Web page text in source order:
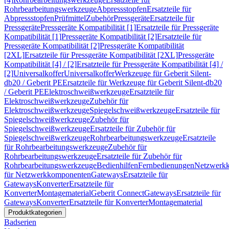
RohrbearbeitungswerkzeugeAbpressstopfenErsatzteile für
AbpressstopfenPrüfmittelZubehörPressgeräteErsatzteile für
PressgerätePressgeräte Kompatibilität [1]Ersatzteile für Pressgeräte
Kompatibilität [1]Pressgeräte Kompatibilität [2]Ersatzteile für
Pressgeräte Kompatibilität [2]Pressgeräte Kompatibilität
[2XL]Ersatzteile für Pressgeräte Kompatibilität [2XL]Pressgeräte
Kompatibilität [4] / [2]Ersatzteile für Pressgeräte Kompatibilität [4] /
[2]UniversalkofferUniversalkofferWerkzeuge für Geberit Silent-
db20 / Geberit PEErsatzteile für Werkzeuge für Geberit Silent-db20
/ Geberit PEElektroschweißwerkzeugeErsatzteile für
ElektroschweißwerkzeugeZubehör für
ElektroschweißwerkzeugeSpiegelschweißwerkzeugeErsatzteile für
SpiegelschweißwerkzeugeZubehör für
SpiegelschweißwerkzeugeErsatzteile für Zubehör für
SpiegelschweißwerkzeugeRohrbearbeitungswerkzeugeErsatzteile
für RohrbearbeitungswerkzeugeZubehör für
RohrbearbeitungswerkzeugeErsatzteile für Zubehör für
RohrbearbeitungswerkzeugeBedienhilfenFernbedienungen
für NetzwerkkomponentenGatewaysErsatzteile für
GatewaysKonverterErsatzteile für
KonverterMontagematerialGeberit ConnectGatewaysErsatzteile für
GatewaysKonverterErsatzteile für KonverterMontagematerial
Produktkategorien
Badserien